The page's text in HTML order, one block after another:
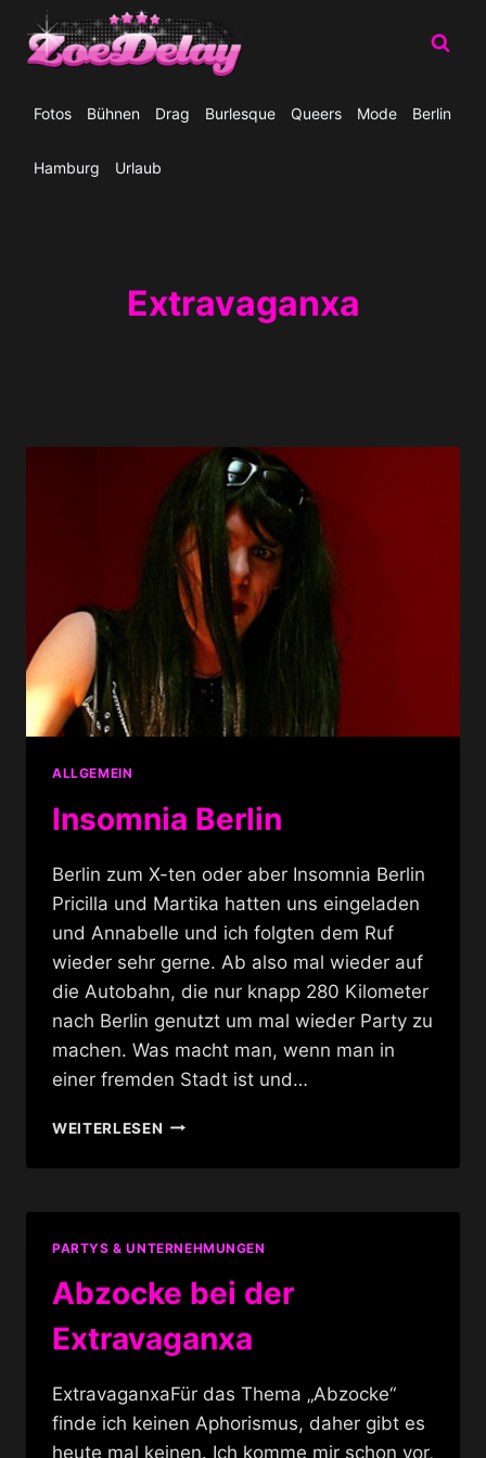
Inhalt
springen
Fotos Bühnen Drag Burlesque Queers Mode Berlin
Hamburg Urlaub
Extravaganxa
ALLGEMEIN
Insomnia Berlin
Berlin zum X-ten oder aber Insomnia Berlin
Pricilla und Martika hatten uns eingeladen
und Annabelle und ich folgten dem Ruf
wieder sehr gerne. Ab also mal wieder auf
die Autobahn, die nur knapp 280 Kilometer
nach Berlin genutzt um mal wieder Party zu
machen. Was macht man, wenn man in
einer fremden Stadt ist und…
WEITERLESENINSOMNIA
PARTYS & UNTERNEHMUNGEN
Abzocke bei der
Extravaganxa
ExtravaganxaFür das Thema „Abzocke“
finde ich keinen Aphorismus, daher gibt es
heute mal keinen. Ich komme mir schon vor,